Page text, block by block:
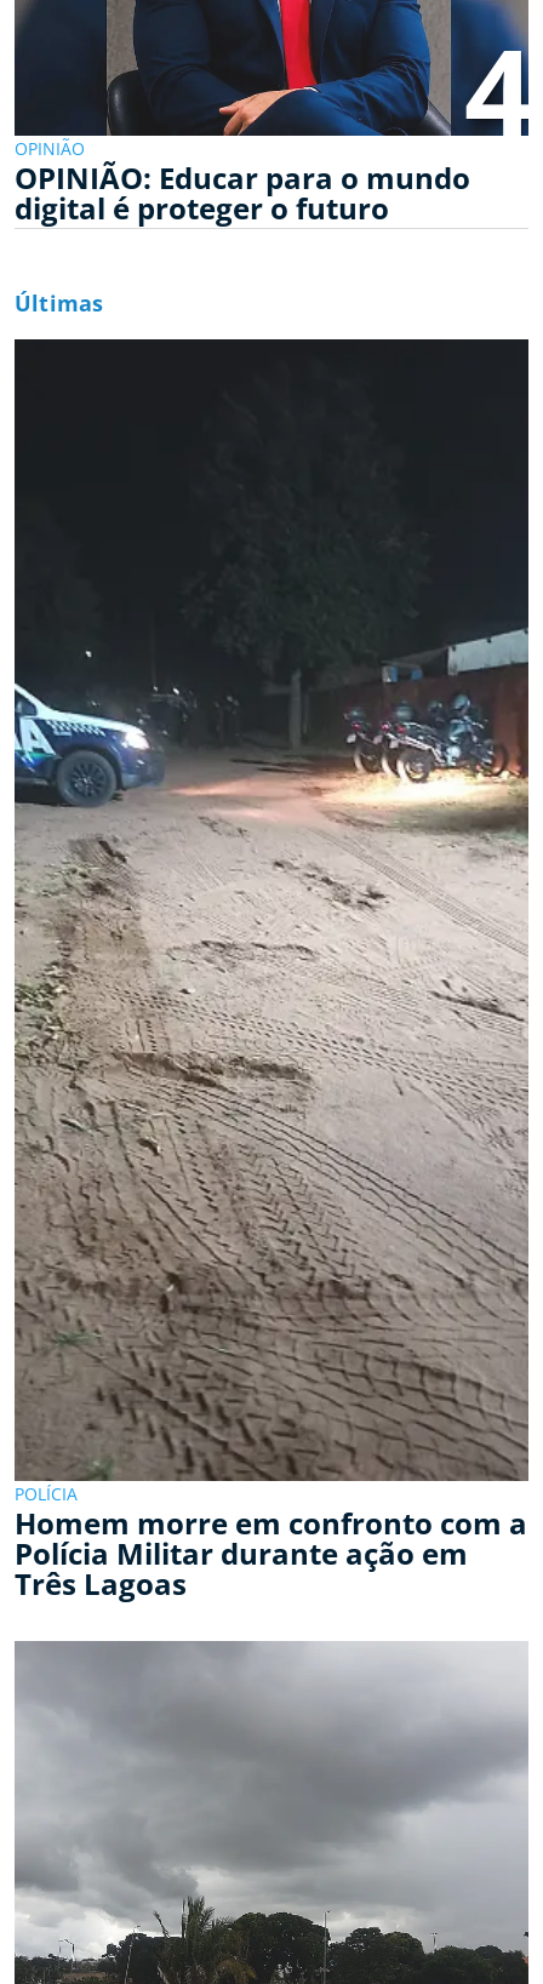
4
OPINIÃO
OPINIÃO: Educar para o mundo
digital é proteger o futuro
Últimas
POLÍCIA
Homem morre em confronto com a
Polícia Militar durante ação em
Três Lagoas